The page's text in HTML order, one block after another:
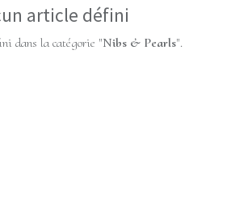
article défini
dans la catégorie "Nibs & Pearls".